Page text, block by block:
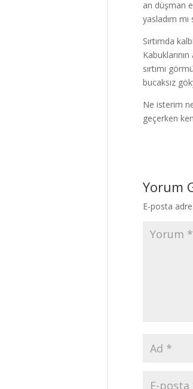
an düşman
yasladım mı
Sırtımda
sırtımı
bucaksız
Ne isterim
geçerken
Yorum
E-posta